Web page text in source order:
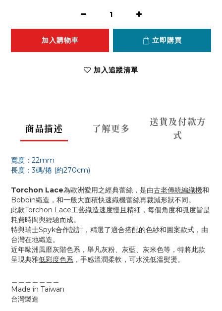
加入購物車 立即購買
加入追蹤清單
商品描述 了解更多
送貨及付款方
式
寬度：22mm
長度：3碼/捲 (約270cm)
Torchon Lace為歐洲愛用之經典蕾絲，是由古老傳統編織機和
Bobbin織造，和一般大面積快速織機蕾絲再裁減形狀不同。
此款Torchon Lace工藝織造速度慢且精細，每個角度和弧度皆是
耗費時間與經驗而成。
特與瑞士Spyk合作設計，精選了適合搭配的色紗和圖案款式，由
台灣在地織造。
近年歐洲風靡灰階色系，舉凡灰粉、灰藍、灰米色等，特將此款
呈現典雅低彩度色系 ，手感溫潤柔軟，可水洗低溫熨燙。
Made in Taiwan
台灣製造